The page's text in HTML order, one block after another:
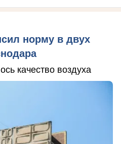
норму в двух
качество воздуха